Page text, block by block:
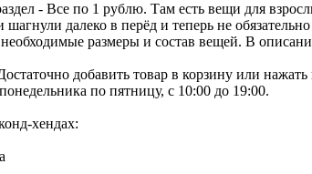
- Все по 1 рублю. Там есть вещи для
далеко в перёд и теперь не
размеры и состав вещей. В
добавить товар в корзину или
по пятницу, с 10:00 до 19:00.
хендах: